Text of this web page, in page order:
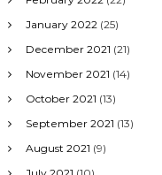
January 2022 (25)
December 2021 (21)
November 2021 (14)
October 2021 (13)
September 2021 (13)
August 2021 (9)
July 2021 (10)